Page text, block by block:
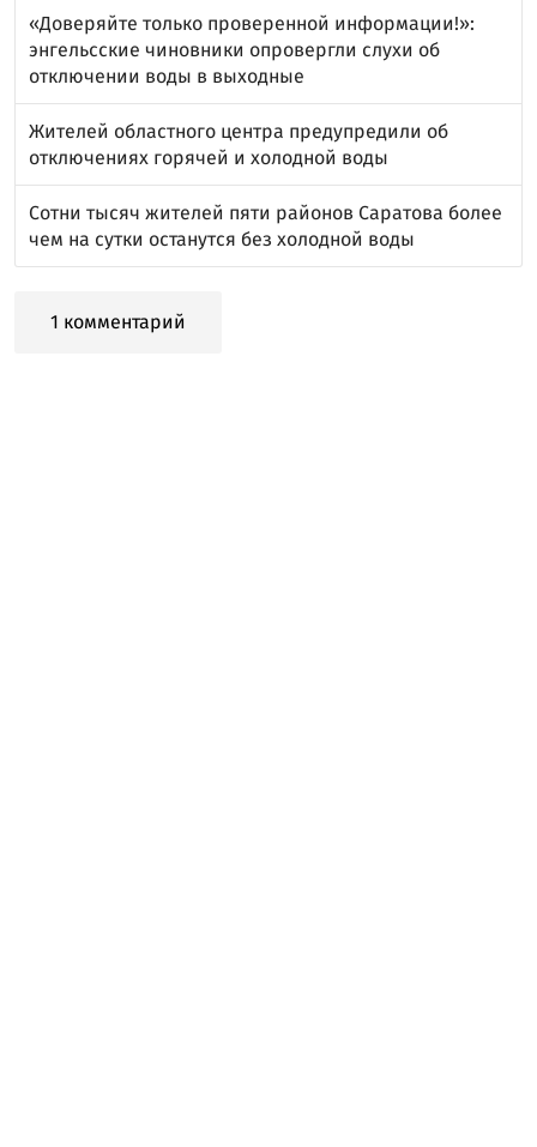
«Доверяйте только проверенной информации!»:
энгельсские чиновники опровергли слухи об
отключении воды в выходные
Жителей областного центра предупредили об
отключениях горячей и холодной воды
Сотни тысяч жителей пяти районов Саратова более
чем на сутки останутся без холодной воды
1 комментарий